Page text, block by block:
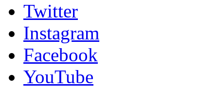
Twitter
Instagram
Facebook
YouTube